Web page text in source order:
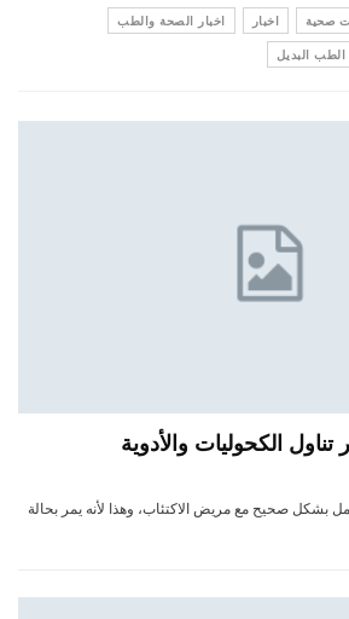
صحية اخبار
اخبار الصحة والطب
الطب البديل
تناول الكحوليات والأدوية
بشكل صحيح مع مريض الاكتئاب، وهذا لأنه يمر بحالة